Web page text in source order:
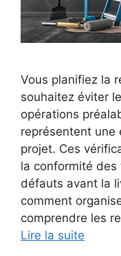
Vous planifiez la
souhaitez éviter
opérations
représentent une
projet. Ces
la conformité des
défauts avant la
comment
comprendre les
Lire la suite